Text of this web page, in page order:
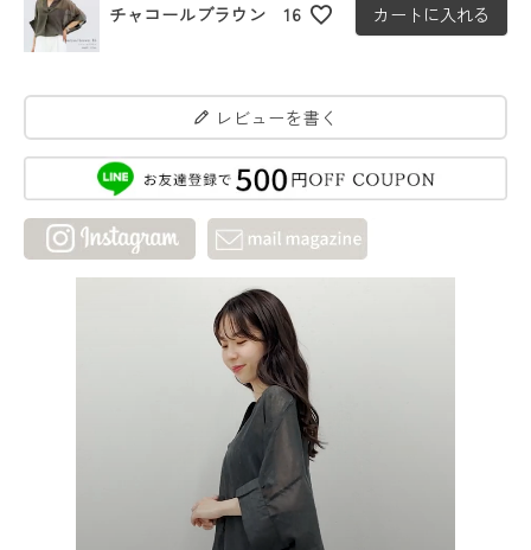
チャコールブラウン 16 カートに入れる
レビューを書く